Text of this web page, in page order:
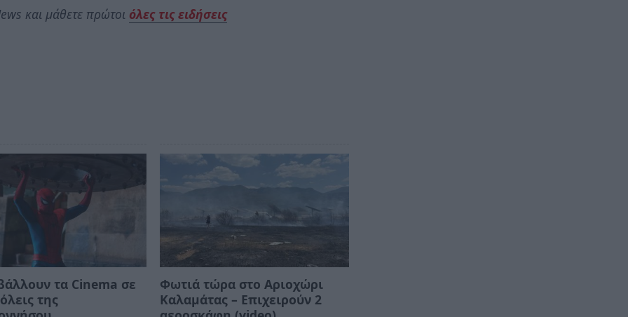
και μάθετε πρώτοι όλες τις ειδήσεις
τα Cinema σε
της
Φωτιά τώρα στο Αριοχώρι
Καλαμάτας – Επιχειρούν 2